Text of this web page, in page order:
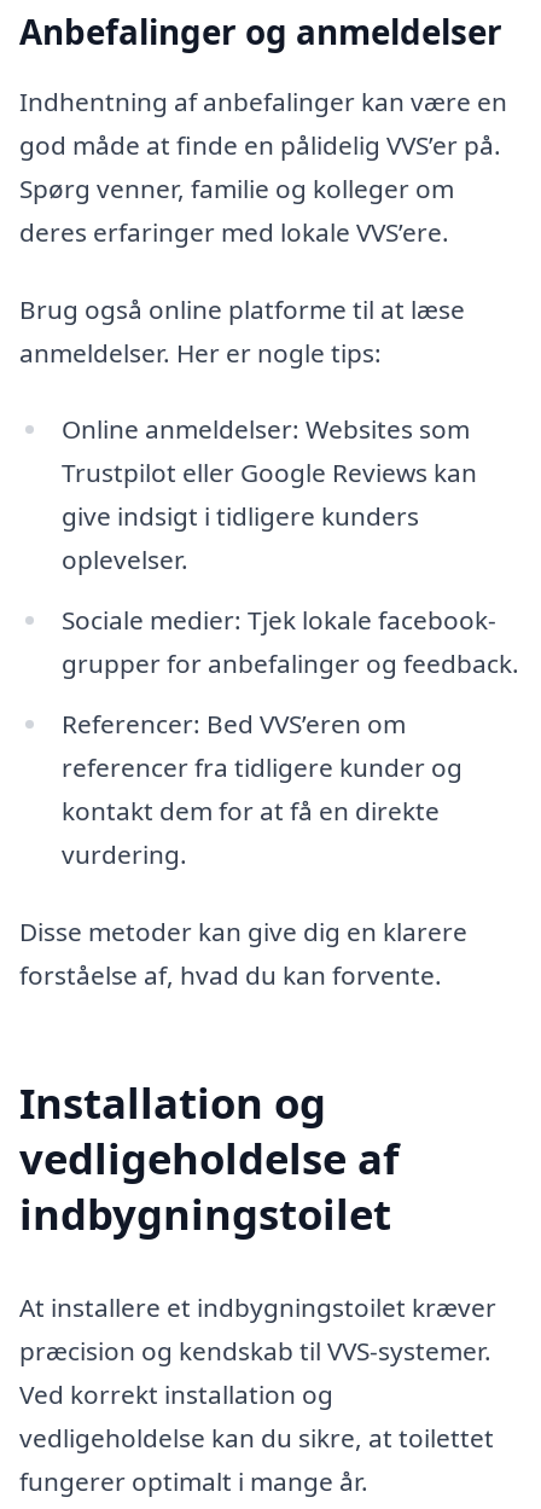
Anbefalinger og anmeldelser
Indhentning af anbefalinger kan være en
god måde at finde en pålidelig VVS’er på.
Spørg venner, familie og kolleger om
deres erfaringer med lokale VVS’ere.
Brug også online platforme til at læse
anmeldelser. Her er nogle tips:
Online anmeldelser: Websites som
Trustpilot eller Google Reviews kan
give indsigt i tidligere kunders
oplevelser.
Sociale medier: Tjek lokale facebook-
grupper for anbefalinger og feedback.
Referencer: Bed VVS’eren om
referencer fra tidligere kunder og
kontakt dem for at få en direkte
vurdering.
Disse metoder kan give dig en klarere
forståelse af, hvad du kan forvente.
Installation og
vedligeholdelse af
indbygningstoilet
At installere et indbygningstoilet kræver
præcision og kendskab til VVS-systemer.
Ved korrekt installation og
vedligeholdelse kan du sikre, at toilettet
fungerer optimalt i mange år.